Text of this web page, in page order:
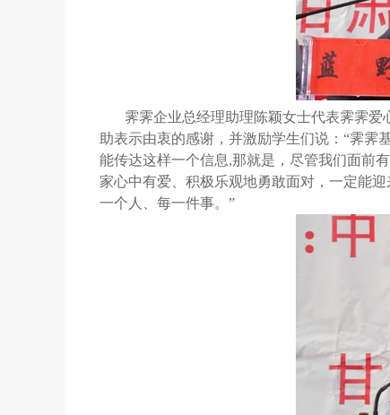
霁霁企业总经理助理陈颖女士代表霁霁
助表示由衷的感谢，并激励学生们说：“霁霁
能传达这样一个信息,那就是，尽管我们面前
家心中有爱、积极乐观地勇敢面对，一定能
一个人、每一件事。”